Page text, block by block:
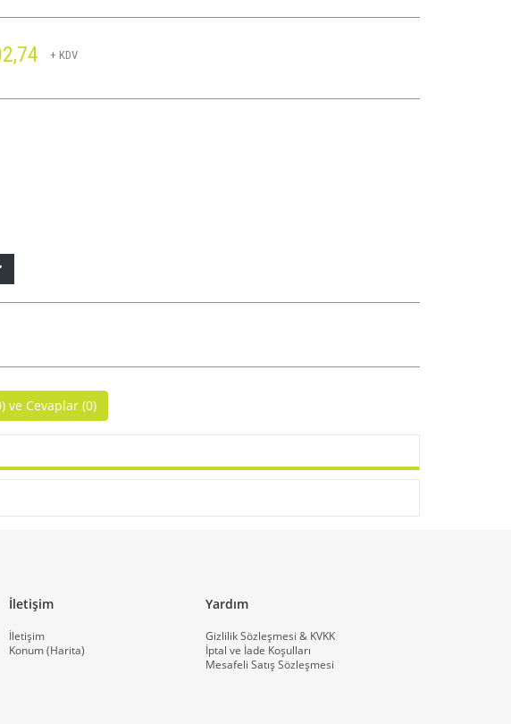
+ KDV
ve Cevaplar (0)
İletişim
İletişim
Konum (Harita)
Yardım
Gizlilik Sözleşmesi & KVKK
İptal ve İade Koşulları
Mesafeli Satış Sözleşmesi